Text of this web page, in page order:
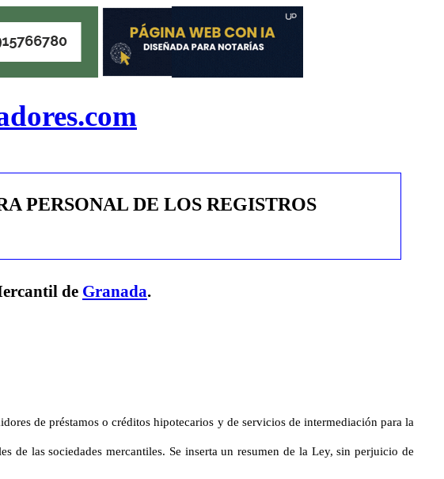
PERSONAL DE LOS REGISTROS
de Granada.
de préstamos o créditos hipotecarios y de servicios de intermediación para la
de las sociedades mercantiles. Se inserta un resumen de la Ley, sin perjuicio de